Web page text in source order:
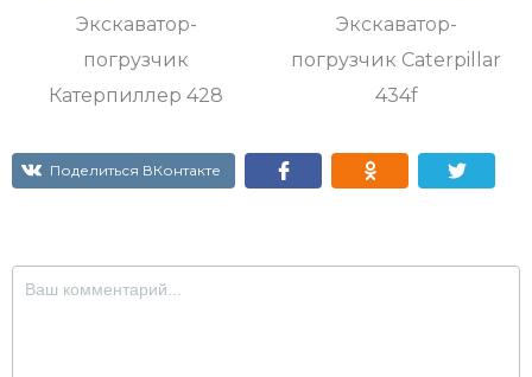
Экскаватор-
погрузчик
Катерпиллер 428
Экскаватор-
погрузчик Caterpillar
434f
Поделиться ВКонтакте